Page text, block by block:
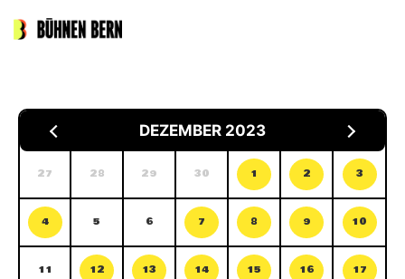
DEZEMBER 2023
27 28 29 30 1 2 3
4 5 6 7 8 9 10
11 12 13 14 15 16 17